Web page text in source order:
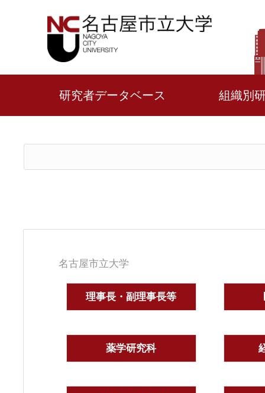
研究者データベース 組織別
名古屋市立大学
理事長・副理事長等
薬学研究科